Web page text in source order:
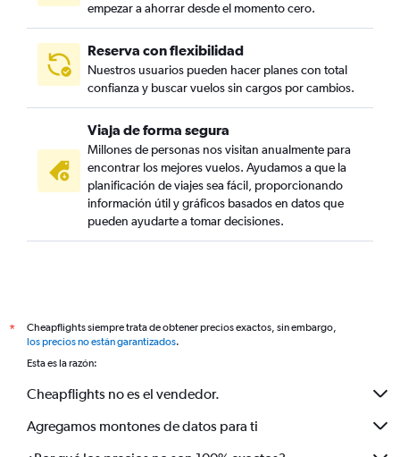
empezar a ahorrar desde el momento cero.
Reserva con flexibilidad
Nuestros usuarios pueden hacer planes con total
confianza y buscar vuelos sin cargos por cambios.
Viaja de forma segura
Millones de personas nos visitan anualmente para
encontrar los mejores vuelos. Ayudamos a que la
planificación de viajes sea fácil, proporcionando
información útil y gráficos basados en datos que
pueden ayudarte a tomar decisiones.
*
Cheapflights siempre trata de obtener precios exactos, sin embargo,
los precios no están garantizados.
Esta es la razón:
Cheapflights no es el vendedor.
Agregamos montones de datos para ti